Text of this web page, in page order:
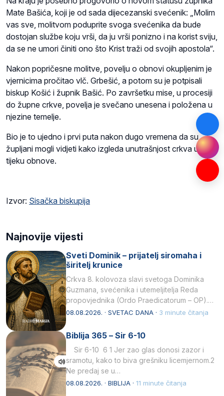
Mate Bašića, koji je od sada dijecezanski svećenik: „Molim
vas sve, molitvom poduprite svoga svećenika da bude
dostojan službe koju vrši, da ju vrši ponizno i na korist sviju,
da se ne umori činiti ono što Krist traži od svojih apostola“.
Nakon popričesne molitve, povelju o obnovi okupljenim je
vjernicima pročitao vlč. Grbešić, a potom su je potpisali
biskup Košić i župnik Bašić. Po završetku mise, u procesiji
do župne crkve, povelja je svečano unesena i položena u
njezine temelje.
Bio je to ujedno i prvi puta nakon dugo vremena da su
župljani mogli vidjeti kako izgleda unutrašnjost crkva u
tijeku obnove.
Izvor: Sisačka biskupija
Najnovije vijesti
Sveti Dominik – prijatelj siromaha i
širitelj krunice
Crkva 8. kolovoza slavi svetoga Dominika
Guzmana, svećenika i utemeljitelja Reda
propovjednika (Ordo Praedicatorum – OP).
Svojim životom, dubokom ljubavlju prema
08.08.2026. · SVETAC DANA · 3 minute čitanja
Biblija 365 – Sir 6-10
Sir 6-10 6 1 Jer zao glas donosi zazor i
sramotu, kako to biva grešniku licemjernom.2
Ne predaj se u…
08.08.2026. · BIBLIJA · 11 minute čitanja